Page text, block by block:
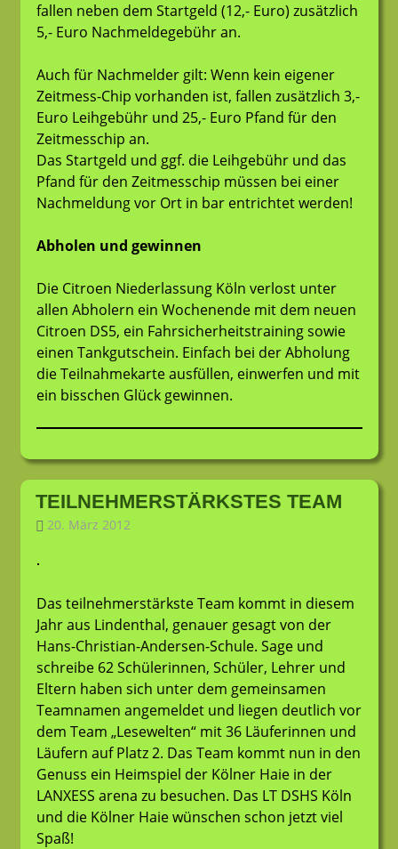
fallen neben dem Startgeld (12,- Euro) zusätzlich
5,- Euro Nachmeldegebühr an.
Auch für Nachmelder gilt: Wenn kein eigener
Zeitmess-Chip vorhanden ist, fallen zusätzlich 3,-
Euro Leihgebühr und 25,- Euro Pfand für den
Zeitmesschip an.
Das Startgeld und ggf. die Leihgebühr und das
Pfand für den Zeitmesschip müssen bei einer
Nachmeldung vor Ort in bar entrichtet werden!
Abholen und gewinnen
Die Citroen Niederlassung Köln verlost unter
allen Abholern ein Wochenende mit dem neuen
Citroen DS5, ein Fahrsicherheitstraining sowie
einen Tankgutschein. Einfach bei der Abholung
die Teilnahmekarte ausfüllen, einwerfen und mit
ein bisschen Glück gewinnen.
TEILNEHMERSTÄRKSTES TEAM
20. März 2012
Das teilnehmerstärkste Team kommt in diesem
Jahr aus Lindenthal, genauer gesagt von der
Hans-Christian-Andersen-Schule. Sage und
schreibe 62 Schülerinnen, Schüler, Lehrer und
Eltern haben sich unter dem gemeinsamen
Teamnamen angemeldet und liegen deutlich vor
dem Team „Lesewelten“ mit 36 Läuferinnen und
Läufern auf Platz 2. Das Team kommt nun in den
Genuss ein Heimspiel der Kölner Haie in der
LANXESS arena zu besuchen. Das LT DSHS Köln
und die Kölner Haie wünschen schon jetzt viel
Spaß!